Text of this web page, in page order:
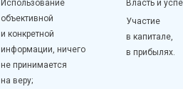
Использование
объективной
и конкретной
информации, ничего
не принимается
на веру;
Власть и
Участие
в капитале,
в прибылях.